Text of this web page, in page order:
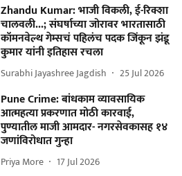
Zhandu Kumar: भाजी विकली, ई-रिक्शा
चालवली...; संघर्षाच्या जोरावर भारतासाठी
कॉमनवेल्थ गेम्सचं पहिलंच पदक जिंकून झंडू
कुमार यांनी इतिहास रचला
Surabhi Jayashree Jagdish 25 Jul 2026
Pune Crime: बांधकाम व्यावसायिक
आत्महत्या प्रकरणात मोठी कारवाई,
पुण्यातील माजी आमदार- नगरसेवकासह १४
जणांविरोधात गुन्हा
Priya More 17 Jul 2026